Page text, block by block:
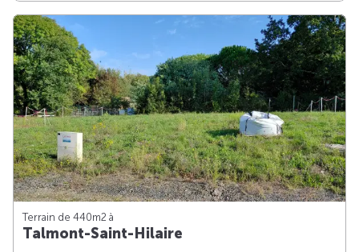
Terrain de 440m2 à
Talmont-Saint-Hilaire